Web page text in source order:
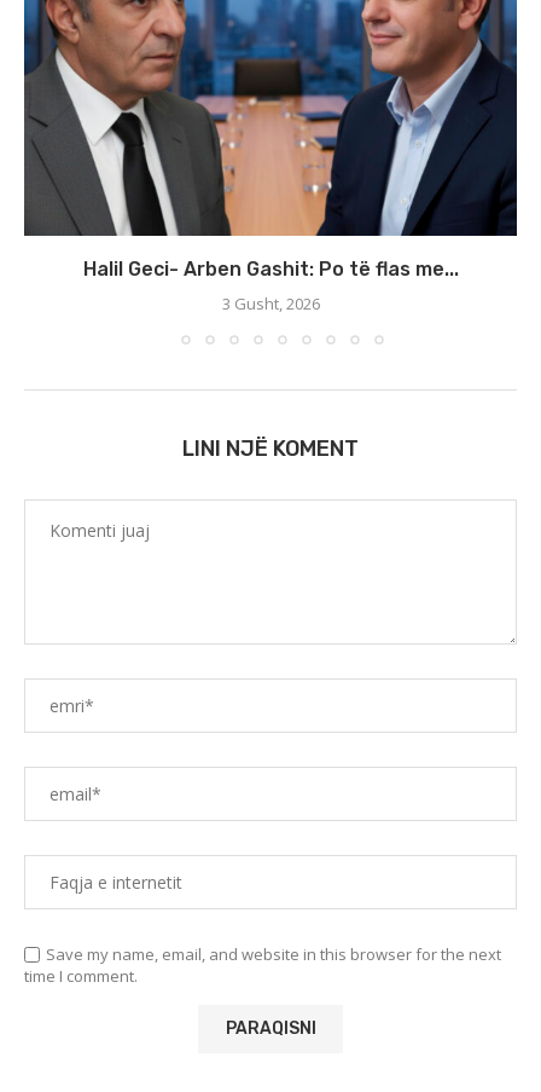
Halil Geci- Arben Gashit: Po të flas me...
3 Gusht, 2026
LINI NJË KOMENT
Save my name, email, and website in this browser for the next
time I comment.